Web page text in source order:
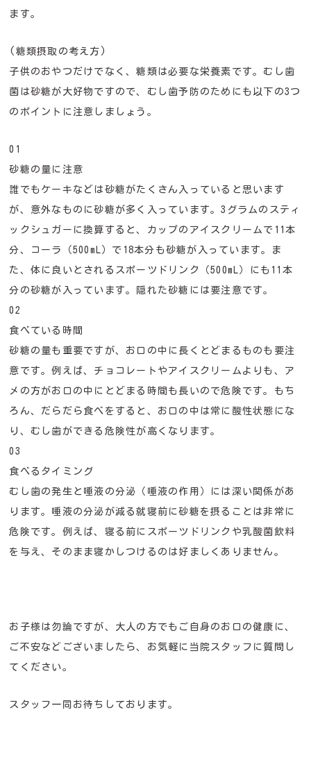
ます。
(糖類摂取の考え方)
子供のおやつだけでなく、糖類は必要な栄養素です。むし歯
菌は砂糖が大好物ですので、むし歯予防のためにも以下の3つ
のポイントに注意しましょう。
01
砂糖の量に注意
誰でもケーキなどは砂糖がたくさん入っていると思います
が、意外なものに砂糖が多く入っています。3グラムのスティ
ックシュガーに換算すると、カップのアイスクリームで11本
分、コーラ（500mL）で18本分も砂糖が入っています。ま
た、体に良いとされるスポーツドリンク（500mL）にも11本
分の砂糖が入っています。隠れた砂糖には要注意です。
02
食べている時間
砂糖の量も重要ですが、お口の中に長くとどまるものも要注
意です。例えば、チョコレートやアイスクリームよりも、ア
メの方がお口の中にとどまる時間も長いので危険です。もち
ろん、だらだら食べをすると、お口の中は常に酸性状態にな
り、むし歯ができる危険性が高くなります。
03
食べるタイミング
むし歯の発生と唾液の分泌（唾液の作用）には深い関係があ
ります。唾液の分泌が減る就寝前に砂糖を摂ることは非常に
危険です。例えば、寝る前にスポーツドリンクや乳酸菌飲料
を与え、そのまま寝かしつけるのは好ましくありません。
お子様は勿論ですが、大人の方でもご自身のお口の健康に、
ご不安などございましたら、お気軽に当院スタッフに質問し
てください。
スタッフ一同お待ちしております。